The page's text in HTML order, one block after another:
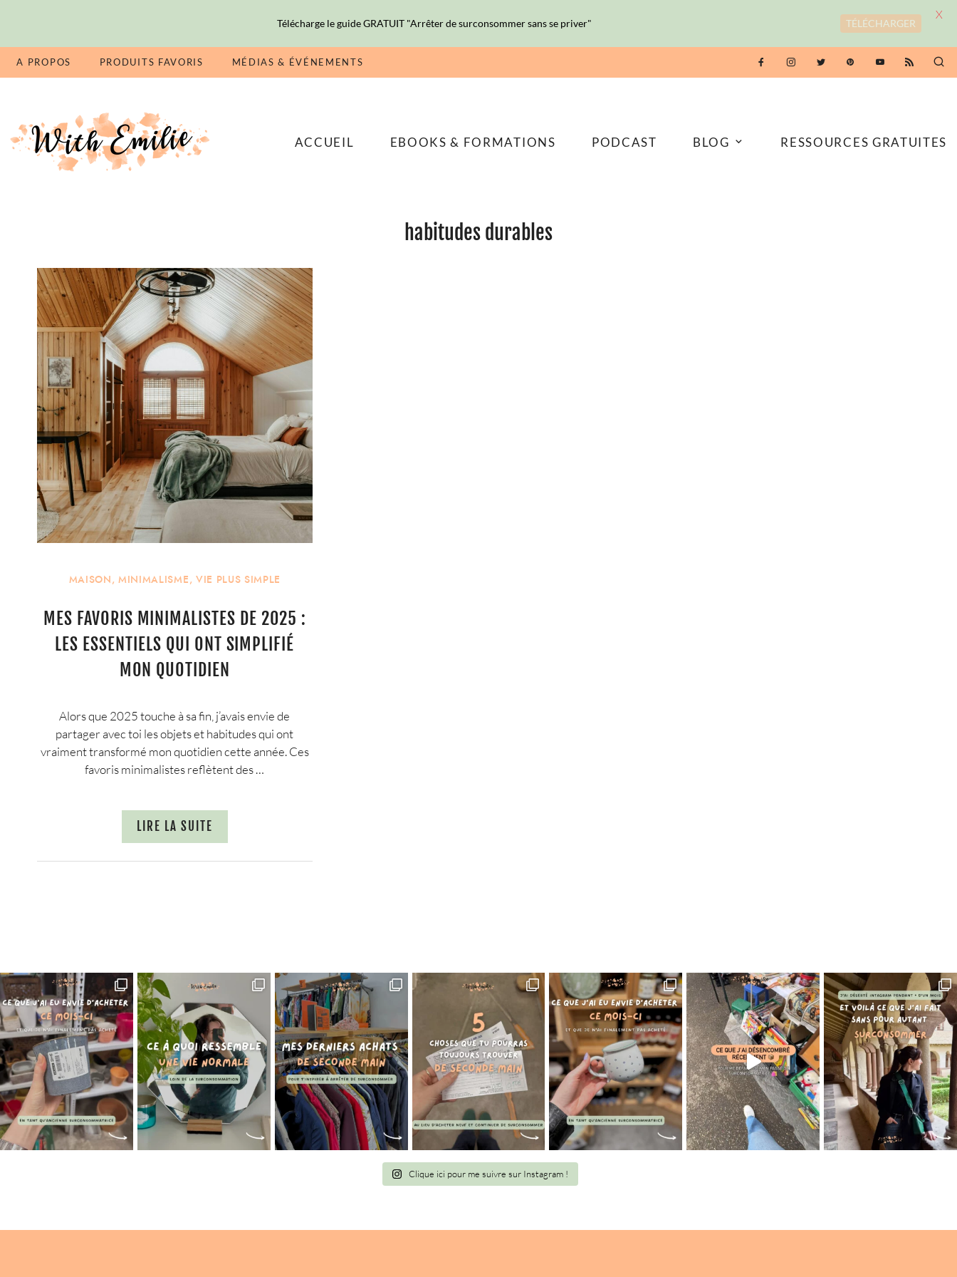
A PROPOS PRODUITS FAVORIS MÉDIAS & ÉVÉNEMENTS
ACCUEIL EBOOKS & FORMATIONS PODCAST BLOG RESSOURCES GRATUITES
habitudes durables
MAISON,MINIMALISME, VIE PLUS SIMPLE
MES FAVORIS MINIMALISTES DE 2025 :
LES ESSENTIELS QUI ONT SIMPLIFIÉ
MON QUOTIDIEN
Alors que 2025 touche à sa fin, j’avais envie de
partager avec toi les objets et habitudes qui ont
vraiment transformé mon quotidien cette année. Ces
favoris minimalistes reflètent des …
LIRE LA SUITE
Clique ici pour me suivre sur Instagram !
Télécharge le guide GRATUIT "Arrêter de surconsommer sans se priver" TÉLÉCHARGER
X